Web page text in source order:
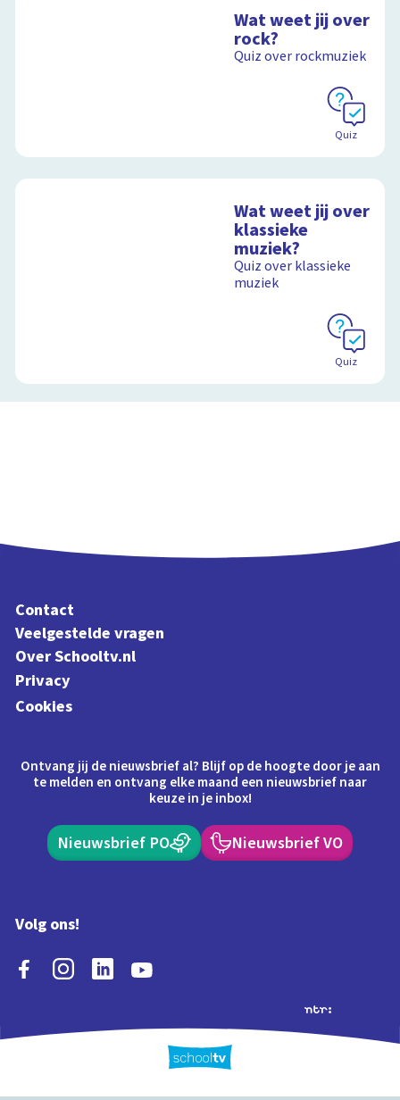
muziekinstrumenten
en muziekstijlen
Schoolplaat
Wat weet jij over
rock?
Quiz over rockmuziek
Quiz
Wat weet jij over
klassieke
muziek?
Quiz over klassieke
muziek
Quiz
Contact
Veelgestelde vragen
Over Schooltv.nl
Privacy
Cookies
Ontvang jij de nieuwsbrief al? Blijf op de hoogte door je aan
te melden en ontvang elke maand een nieuwsbrief naar
keuze in je inbox!
Nieuwsbrief PO Nieuwsbrief VO
Volg ons!